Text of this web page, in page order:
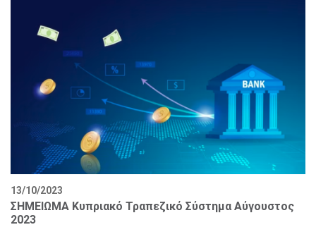
13/10/2023
ΣΗΜΕΙΩΜΑ Κυπριακό Τραπεζικό Σύστημα Αύγουστος
2023